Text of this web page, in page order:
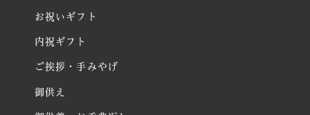
お祝いギフト
内祝ギフト
ご挨拶・手みやげ
御供え